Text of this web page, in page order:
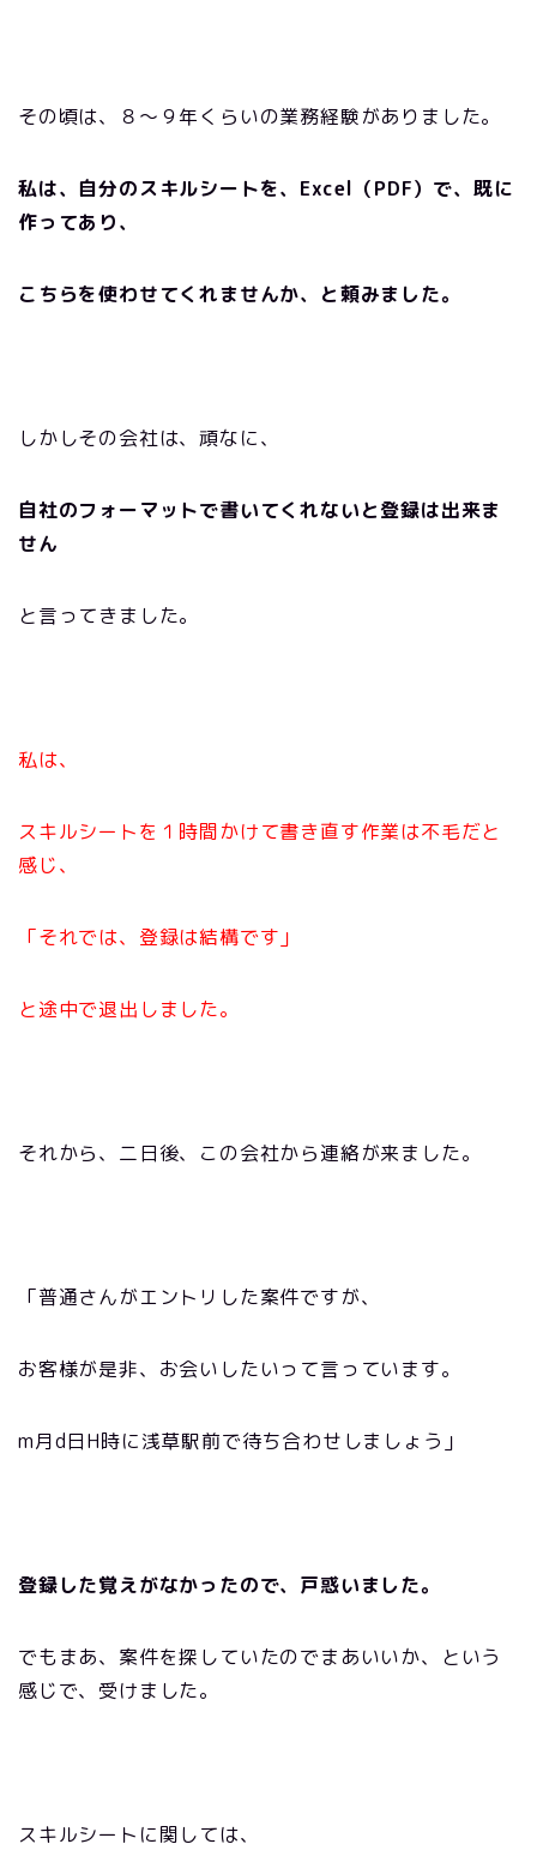
その頃は、８～９年くらいの業務経験がありました。
私は、自分のスキルシートを、Excel（PDF）で、既に
作ってあり、
こちらを使わせてくれませんか、と頼みました。
しかしその会社は、頑なに、
自社のフォーマットで書いてくれないと登録は出来ま
せん
と言ってきました。
私は、
スキルシートを１時間かけて書き直す作業は不毛だと
感じ、
「それでは、登録は結構です」
と途中で退出しました。
それから、二日後、この会社から連絡が来ました。
「普通さんがエントリした案件ですが、
お客様が是非、お会いしたいって言っています。
m月d日H時に浅草駅前で待ち合わせしましょう」
登録した覚えがなかったので、戸惑いました。
でもまあ、案件を探していたのでまあいいか、という
感じで、受けました。
スキルシートに関しては、